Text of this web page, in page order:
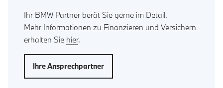
Ihr BMW Partner berät Sie gerne im Detail.
Mehr Informationen zu Finanzieren und Versichern
erhalten Sie hier.
Ihre Ansprechpartner